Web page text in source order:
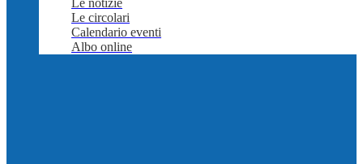
Le notizie
Le circolari
Calendario eventi
Albo online